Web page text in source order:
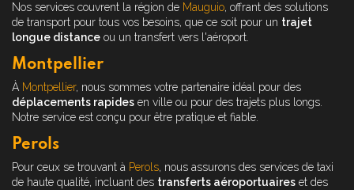
Nos services couvrent la région de Mauguio, offrant des solutions
de transport pour tous vos besoins, que ce soit pour un trajet
longue distance ou un transfert vers l'aéroport.
Montpellier
À Montpellier, nous sommes votre partenaire idéal pour des
déplacements rapides en ville ou pour des trajets plus longs.
Notre service est conçu pour être pratique et fiable.
Perols
Pour ceux se trouvant à Perols, nous assurons des services de taxi
de haute qualité, incluant des transferts aéroportuaires et des